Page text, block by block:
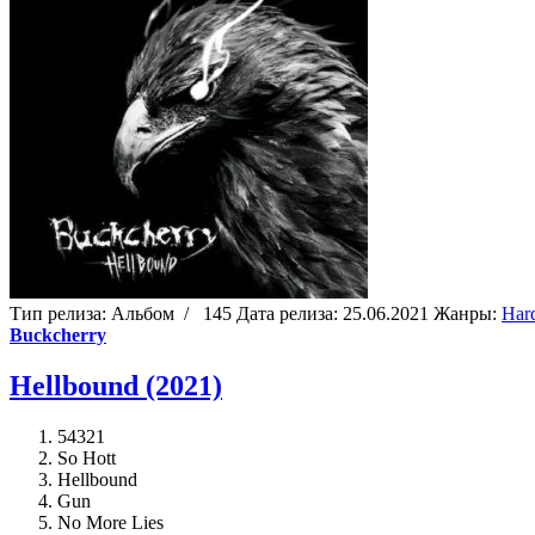
Тип релиза: Альбом / 145 Дата релиза: 25.06.2021 Жанры:
Buckcherry
Hellbound (2021)
54321
So Hott
Hellbound
Gun
No More Lies